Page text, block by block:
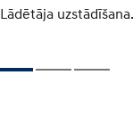
uzstādīšana.